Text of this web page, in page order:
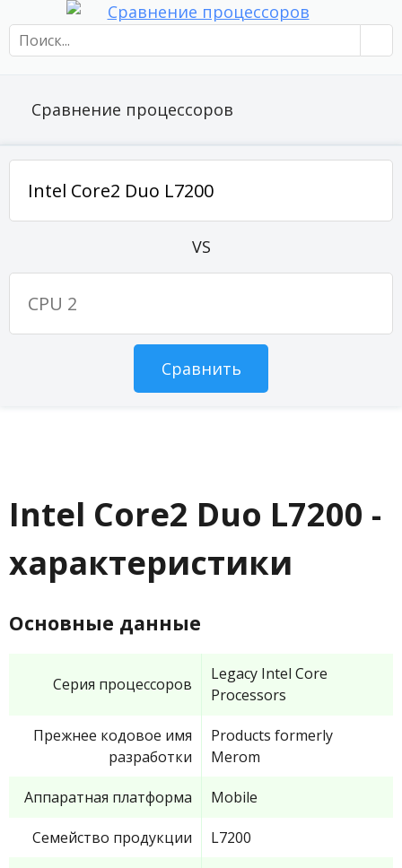
Сравнение процессоров
VS
Intel Core2 Duo L7200 -
характеристики
Основные данные
Серия процессоров
Legacy Intel Core
Processors
Прежнее кодовое имя
разработки
Products formerly
Merom
Аппаратная платформа Mobile
Семейство продукции L7200